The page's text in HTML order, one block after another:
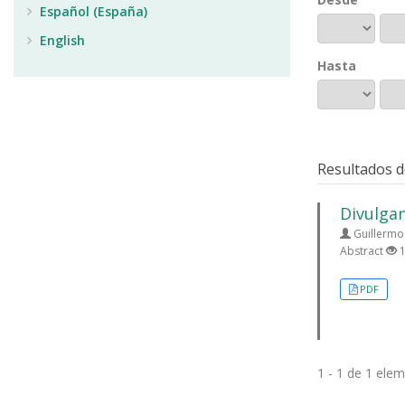
Hasta
Resultados
Abstract
PDF
1 - 1 de 1
Español (España)
English